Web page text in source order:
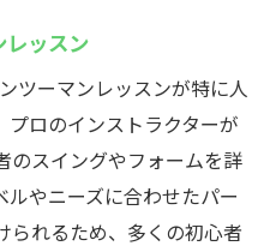
レッスン
ツーマンレッスンが特に人
ロのインストラクターが
のスイングやフォームを詳
やニーズに合わせたパー
られるため、多くの初心者